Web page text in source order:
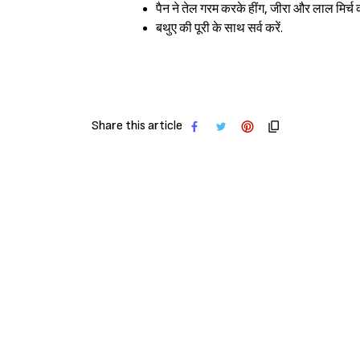
पैन ने तेल गरम करके हींग, जीरा और लाल मिर्च
बथुए की पूरी के साथ सर्व करें.
Share this article